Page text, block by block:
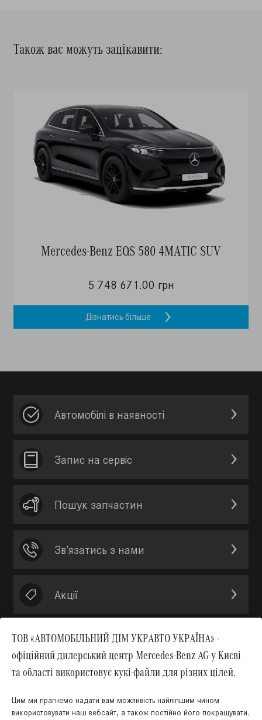
Також вас можуть зацікавити:
Mercedes-Benz EQS 580 4MATIC SUV
5 748 671.00 грн
Дізнатись більше
ТОВ «АВТОМОБІЛЬНИЙ ДІМ УКРАВТО УКРАЇНА» -
офіційний дилерський центр Mercedes-Benz AG у Києві
та області використовує кукі-файли для різних цілей.
Цим ми прагнемо надати вам можливість найліпшим чином
використовувати наш вебсайт, а також постійно його покращувати.
Автомобілі в наявності
Запис на сервic
Пошук запчастин
Зв’язатись з нами
Акції
Вгору